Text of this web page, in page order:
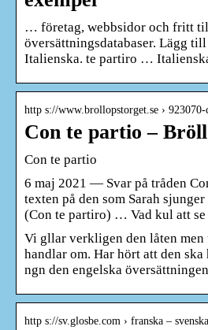
… företag, webbsidor och fritt
översättningsdatabaser. Lägg
Italienska. te partiro …
http s://www.brollopstorget.se ›
Con te partio –
Con te partio
6 maj 2021 — Svar på tråden
texten på den som Sarah
(Con te partiro) … Vad kul att se
Vi gllar verkligen den låten men
handlar om. Har hört att den
ngn den engelska
http s://sv.glosbe.com › franska –